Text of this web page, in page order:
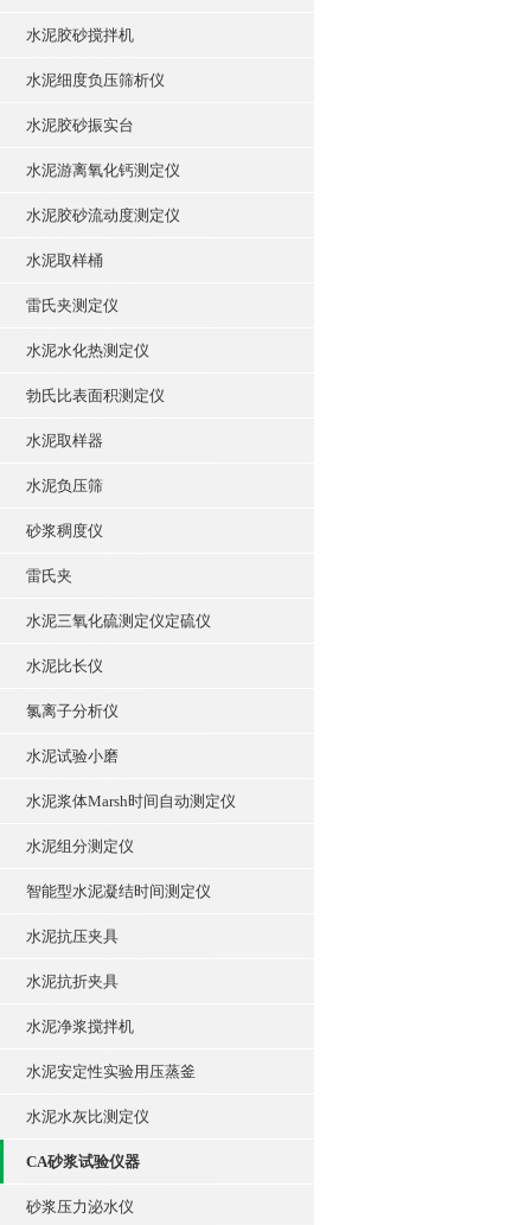
水泥胶砂搅拌机
水泥细度负压筛析仪
水泥胶砂振实台
水泥游离氧化钙测定仪
水泥胶砂流动度测定仪
水泥取样桶
雷氏夹测定仪
水泥水化热测定仪
勃氏比表面积测定仪
水泥取样器
水泥负压筛
砂浆稠度仪
雷氏夹
水泥三氧化硫测定仪定硫仪
水泥比长仪
氯离子分析仪
水泥试验小磨
水泥浆体Marsh时间自动测定仪
水泥组分测定仪
智能型水泥凝结时间测定仪
水泥抗压夹具
水泥抗折夹具
水泥净浆搅拌机
水泥安定性实验用压蒸釜
水泥水灰比测定仪
CA砂浆试验仪器
砂浆压力泌水仪